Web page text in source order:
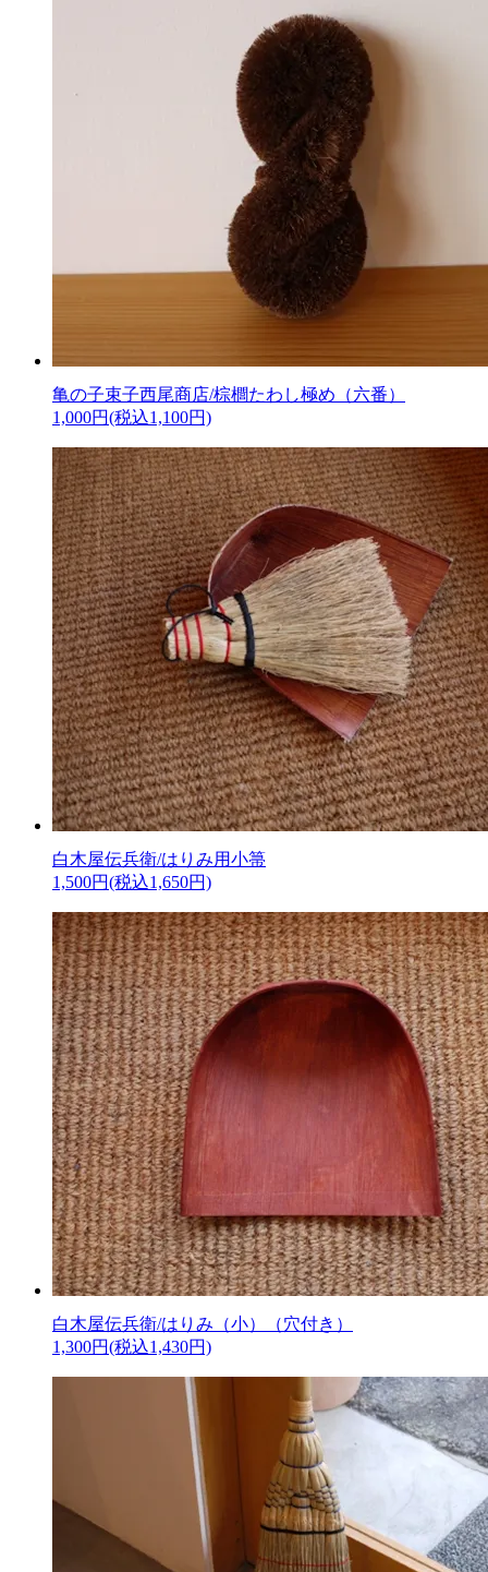
亀の子束子西尾商店/棕櫚たわし極め（六番）
1,000円(税込1,100円)
白木屋伝兵衛/はりみ用小箒
1,500円(税込1,650円)
白木屋伝兵衛/はりみ（小）（穴付き）
1,300円(税込1,430円)